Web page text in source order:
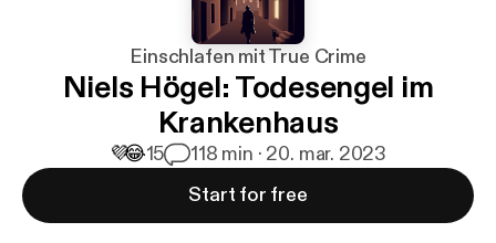
Einschlafen mit True Crime
Niels Högel: Todesengel im
Krankenhaus
💜😂15 118 min · 20. mar. 2023
Start for free